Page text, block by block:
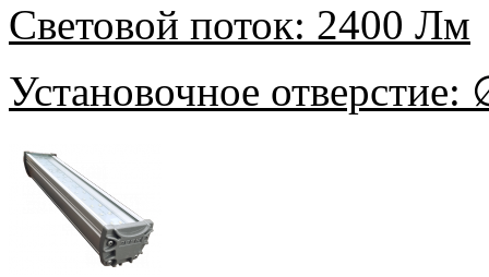
Световой поток: 2400 Лм
Установочное отверстие: